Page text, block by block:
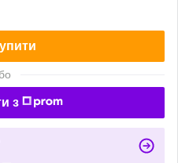
з